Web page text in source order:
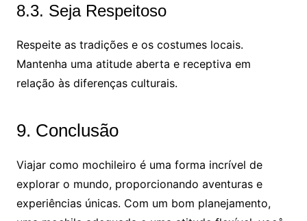
8.3. Seja Respeitoso
Respeite as tradições e os costumes locais.
Mantenha uma atitude aberta e receptiva em
relação às diferenças culturais.
9. Conclusão
Viajar como mochileiro é uma forma incrível de
explorar o mundo, proporcionando aventuras e
experiências únicas. Com um bom planejamento,